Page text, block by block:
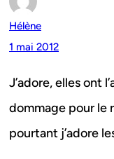
Hélène
1 mai 2012
J’adore, elles ont
dommage pour le
pourtant j’adore